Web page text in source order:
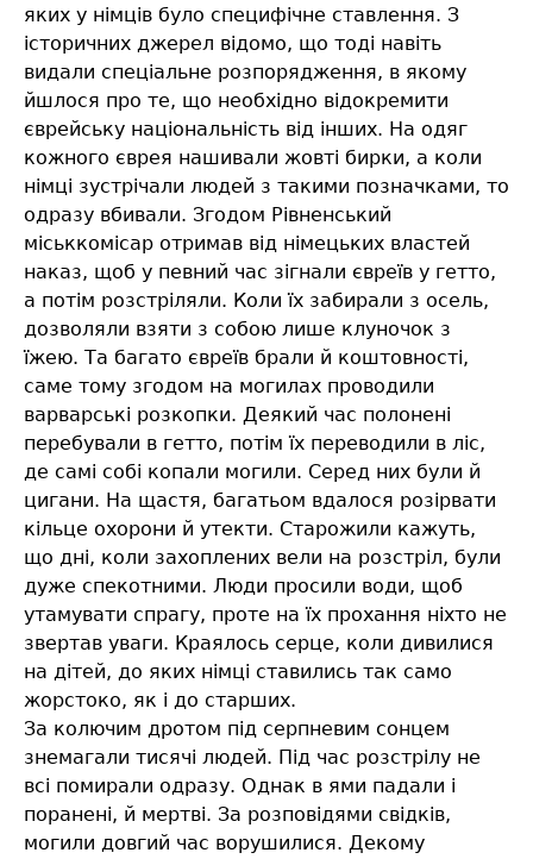
яких у німців було специфічне ставлення. З
історичних джерел відомо, що тоді навіть
видали спеціальне розпорядження, в якому
йшлося про те, що необхідно відокремити
єврейську національність від інших. На одяг
кожного єврея нашивали жовті бирки, а коли
німці зустрічали людей з такими позначками, то
одразу вбивали. Згодом Рівненський
міськкомісар отримав від німецьких властей
наказ, щоб у певний час зігнали євреїв у гетто,
а потім розстріляли. Коли їх забирали з осель,
дозволяли взяти з собою лише клуночок з
їжею. Та багато євреїв брали й коштовності,
саме тому згодом на могилах проводили
варварські розкопки. Деякий час полонені
перебували в гетто, потім їх переводили в ліс,
де самі собі копали могили. Серед них були й
цигани. На щастя, багатьом вдалося розірвати
кільце охорони й утекти. Старожили кажуть,
що дні, коли захоплених вели на розстріл, були
дуже спекотними. Люди просили води, щоб
утамувати спрагу, проте на їх прохання ніхто не
звертав уваги. Краялось серце, коли дивилися
на дітей, до яких німці ставились так само
жорстоко, як і до старших.
За колючим дротом під серпневим сонцем
знемагали тисячі людей. Під час розстрілу не
всі помирали одразу. Однак в ями падали і
поранені, й мертві. За розповідями свідків,
могили довгий час ворушилися. Декому